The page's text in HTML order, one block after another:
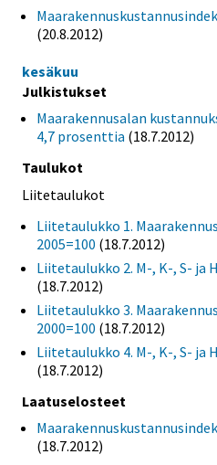
(20.8.2012)
kesäkuu
Julkistukset
Maarakennusalan
4,7 prosenttia (18.7.2012)
Taulukot
Liitetaulukot
Liitetaulukko 1.
2005=100 (18.7.2012)
Liitetaulukko 2. M-, K-, S- ja
(18.7.2012)
Liitetaulukko 3.
2000=100 (18.7.2012)
Liitetaulukko 4. M-, K-, S- ja
(18.7.2012)
Laatuselosteet
(18.7.2012)